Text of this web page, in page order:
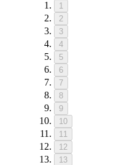
1
2
3
4
5
6
7
8
9
10
11
12
13